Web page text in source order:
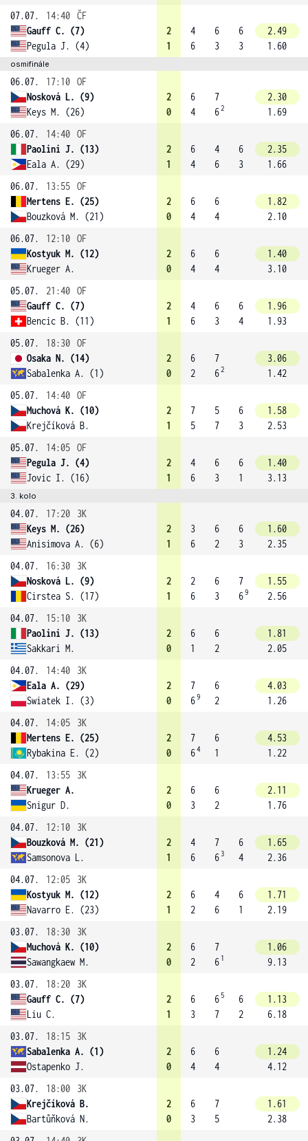
07.07.
14:40 ČF
Gauff C. (7)
Pegula J. (4)
2
1
4
6
6
3
6
3
2.49
1.60
osmifinále
06.07. 17:10 OF
Nosková L. (9)
Keys M. (26)
2
0
6
4
7
62
2.30
1.69
06.07.
14:40 OF
Paolini J. (13)
Eala A. (29)
2
1
6
4
4
6
6
3
2.35
1.66
06.07.
13:55 OF
Mertens E. (25)
Bouzková M. (21)
2
0
6
4
6
4
1.82
2.10
06.07.
12:10 OF
Kostyuk M. (12)
Krueger A.
2
0
6
4
6
4
1.40
3.10
05.07.
21:40 OF
Gauff C. (7)
Bencic B. (11)
2
1
4
6
6
3
6
4
1.96
1.93
05.07.
18:30 OF
Osaka N. (14)
Sabalenka A. (1)
2
0
6
2
7
62
3.06
1.42
05.07.
14:40 OF
Muchová K. (10)
Krejčíková B.
2
1
7
5
5
7
6
3
1.58
2.53
05.07.
14:05 OF
Pegula J. (4)
Jovic I. (16)
2
1
4
6
6
3
6
1
1.40
3.13
3. kolo
04.07. 17:20
3K
Keys M. (26)
Anisimova A. (6)
2
1
3
6
6
2
6
3
1.60
2.35
04.07.
16:30
3K
Nosková L. (9)
Cirstea S. (17)
2
1
2
6
6
3
7
69
1.55
2.56
04.07.
15:10
3K
Paolini J. (13)
Sakkari M.
2
0
6
1
6
2
1.81
2.05
04.07.
14:40
3K
Eala A. (29)
Swiatek I. (3)
2
0
7
69
6
2
4.03
1.26
04.07.
14:05
3K
Mertens E. (25)
Rybakina E. (2)
2
0
7
64
6
1
4.53
1.22
04.07.
13:55
3K
Krueger A.
Snigur D.
2
0
6
3
6
2
2.11
1.76
04.07.
12:10
3K
Bouzková M. (21)
Samsonova L.
2
1
4
6
7
6 3
6
4
1.65
2.36
04.07.
12:05
3K
Kostyuk M. (12)
Navarro E. (23)
2
1
6
2
4
6
6
1
1.71
2.19
03.07.
18:30
3K
Muchová K. (10)
Sawangkaew M.
2
0
6
2
7
6 1
1.06
9.13
03.07.
18:20
3K
Gauff C. (7)
Liu C.
2
1
6
3
6 5
7
6
2
1.13
6.18
03.07.
18:15
3K
Sabalenka A. (1)
Ostapenko J.
2
0
6
4
6
4
1.24
4.12
03.07.
18:00
3K
Krejčíková B.
Bartůňková N.
2
0
6
3
7
5
1.61
2.38